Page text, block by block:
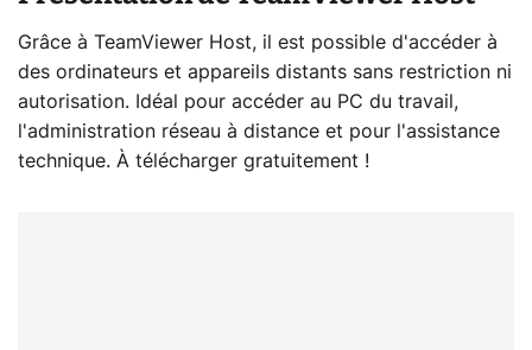
Grâce à TeamViewer Host, il est possible d'accéder à
des ordinateurs et appareils distants sans restriction ni
autorisation. Idéal pour accéder au PC du travail,
l'administration réseau à distance et pour l'assistance
technique. À télécharger gratuitement !